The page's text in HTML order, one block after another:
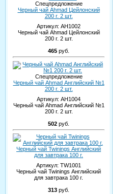
Спецпредложение
Черный чай Ahmad Цейлонский
200 г. 2 шт.
Артикул: AH1002
Черный чай Ahmad Цейлонский
200 г. 2 шт.
465 руб.
Спецпредложение
Черный чай Ahmad Английский №1
200 г. 2 шт.
Артикул: AH1004
Черный чай Ahmad Английский №1
200 г. 2 шт.
502 руб.
Черный чай Twinings Английский
для завтрака 100 г.
Артикул: TW1001
Черный чай Twinings Английский
для завтрака 100 г.
313 руб.